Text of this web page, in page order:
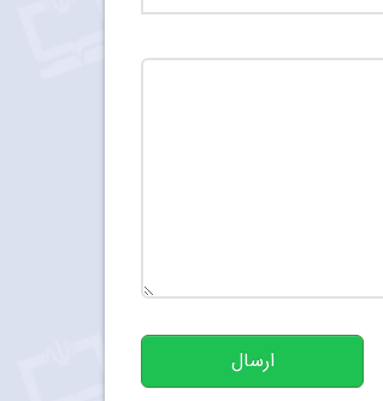
ارسال